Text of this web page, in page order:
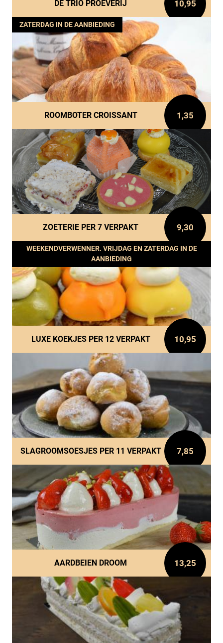
DE TRIO PROEVERIJ 10,95
ZATERDAG IN DE AANBIEDING
ROOMBOTER CROISSANT 1,35
ZOETERIE PER 7 VERPAKT 9,30
WEEKENDVERWENNER. VRIJDAG EN ZATERDAG IN DE
AANBIEDING
LUXE KOEKJES PER 12 VERPAKT 10,95
SLAGROOMSOESJES PER 11 VERPAKT 7,85
AARDBEIEN DROOM 13,25